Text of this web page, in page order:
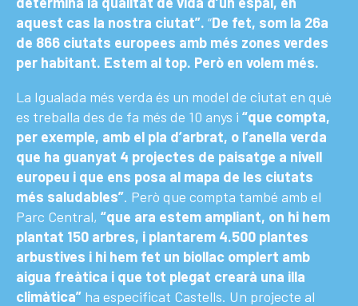
aquest cas la nostra ciutat”. “De fet, som la 26a
de 866 ciutats europees amb més zones verdes
per habitant. Estem al top. Però en volem més.
La Igualada més verda és un model de ciutat en què
es treballa des de fa més de 10 anys i “que compta,
per exemple, amb el pla d’arbrat, o l’anella verda
que ha guanyat 4 projectes de paisatge a nivell
europeu i que ens posa al mapa de les ciutats
més saludables”. Però que compta també amb el
Parc Central, “que ara estem ampliant, on hi hem
plantat 150 arbres, i plantarem 4.500 plantes
arbustives i hi hem fet un biollac omplert amb
aigua freàtica i que tot plegat crearà una illa
climàtica” ha especificat Castells. Un projecte al